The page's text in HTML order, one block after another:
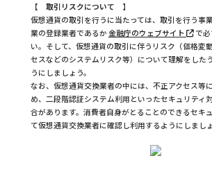
【 取引リスクについて 】
仮想通貨の取引を行うに当たっては、取引を行う事
業の登録業者であるか金融庁のウェブサイト
で
い。そして、仮想通貨の取引に伴うリスク（価格変
セスなどのシステムリスク等）について理解をした
うにしましょう。
なお、仮想通貨交換業者の中には、不正アクセス等
め、二段階認証システム利用といったセキュリティ
合があります。消費者自身がとることのできるセキ
て仮想通貨交換業者に確認し利用するようにしましょ